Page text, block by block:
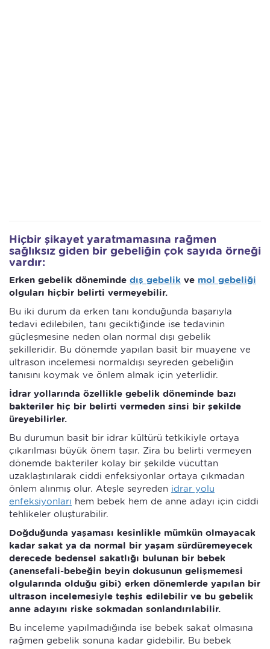
Hiçbir şikayet yaratmamasına rağmen
sağlıksız giden bir gebeliğin çok sayıda örneği
vardır:
Erken gebelik döneminde dış gebelik ve mol gebeliği
olguları hiçbir belirti vermeyebilir.
Bu iki durum da erken tanı konduğunda başarıyla
tedavi edilebilen, tanı geciktiğinde ise tedavinin
güçleşmesine neden olan normal dışı gebelik
şekilleridir. Bu dönemde yapılan basit bir muayene ve
ultrason incelemesi normaldışı seyreden gebeliğin
tanısını koymak ve önlem almak için yeterlidir.
İdrar yollarında özellikle gebelik döneminde bazı
bakteriler hiç bir belirti vermeden sinsi bir şekilde
üreyebilirler.
Bu durumun basit bir idrar kültürü tetkikiyle ortaya
çıkarılması büyük önem taşır. Zira bu belirti vermeyen
dönemde bakteriler kolay bir şekilde vücuttan
uzaklaştırılarak ciddi enfeksiyonlar ortaya çıkmadan
önlem alınmış olur. Ateşle seyreden idrar yolu
enfeksiyonları hem bebek hem de anne adayı için ciddi
tehlikeler oluşturabilir.
Doğduğunda yaşaması kesinlikle mümkün olmayacak
kadar sakat ya da normal bir yaşam sürdüremeyecek
derecede bedensel sakatlığı bulunan bir bebek
(anensefali-bebeğin beyin dokusunun gelişmemesi
olgularında olduğu gibi) erken dönemlerde yapılan bir
ultrason incelemesiyle teşhis edilebilir ve bu gebelik
anne adayını riske sokmadan sonlandırılabilir.
Bu inceleme yapılmadığında ise bebek sakat olmasına
rağmen gebelik sonuna kadar gidebilir. Bu bebek